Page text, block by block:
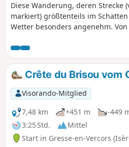
Diese Wanderung, deren Strecke
markiert) größtenteils im
Wetter besonders angenehm.
am Brisou entlangführt, dessen
sehr steil erweisen. Außerdem
bestimmte Bäche, die im Sommer
Winter nicht überquert werden
Familienwanderung mit kleinen
Crête du Brisou vom
Visorando-Mitglied
7,48 km
+451 m
-449
3:25 Std.
Mittel
Start in Gresse-en-Vercors